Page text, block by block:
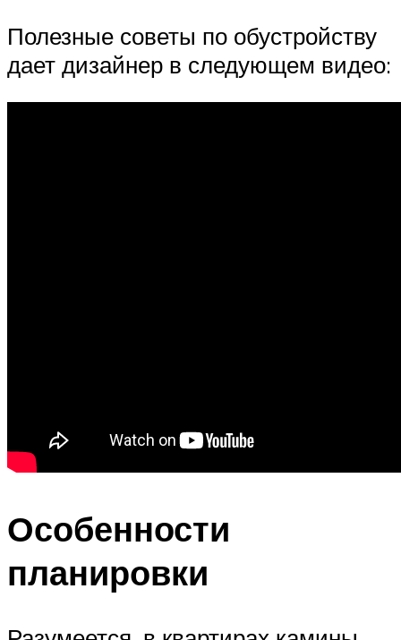
Полезные советы по обустройству
дает дизайнер в следующем видео:
Особенности
планировки